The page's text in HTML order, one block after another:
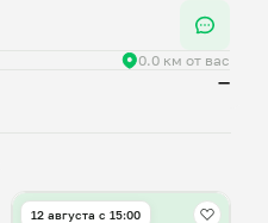
0.0 км от вас
—
12 августа с 15:00